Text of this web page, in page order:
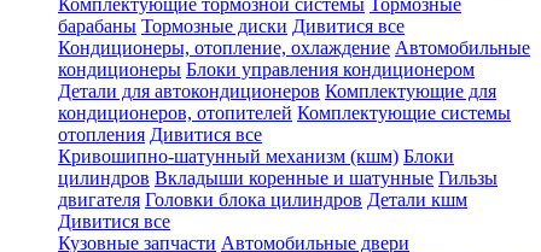
Комплектующие тормозной системы Тормозные
барабаны Тормозные диски Дивитися все
Кондиционеры, отопление, охлаждение Автомобильные
кондиционеры Блоки управления кондиционером
Детали для автокондиционеров Комплектующие для
кондиционеров, отопителей Комплектующие системы
отопления Дивитися все
Кривошипно-шатунный механизм (кшм) Блоки
цилиндров Вкладыши коренные и шатунные Гильзы
двигателя Головки блока цилиндров Детали кшм
Дивитися все
Кузовные запчасти Автомобильные двери